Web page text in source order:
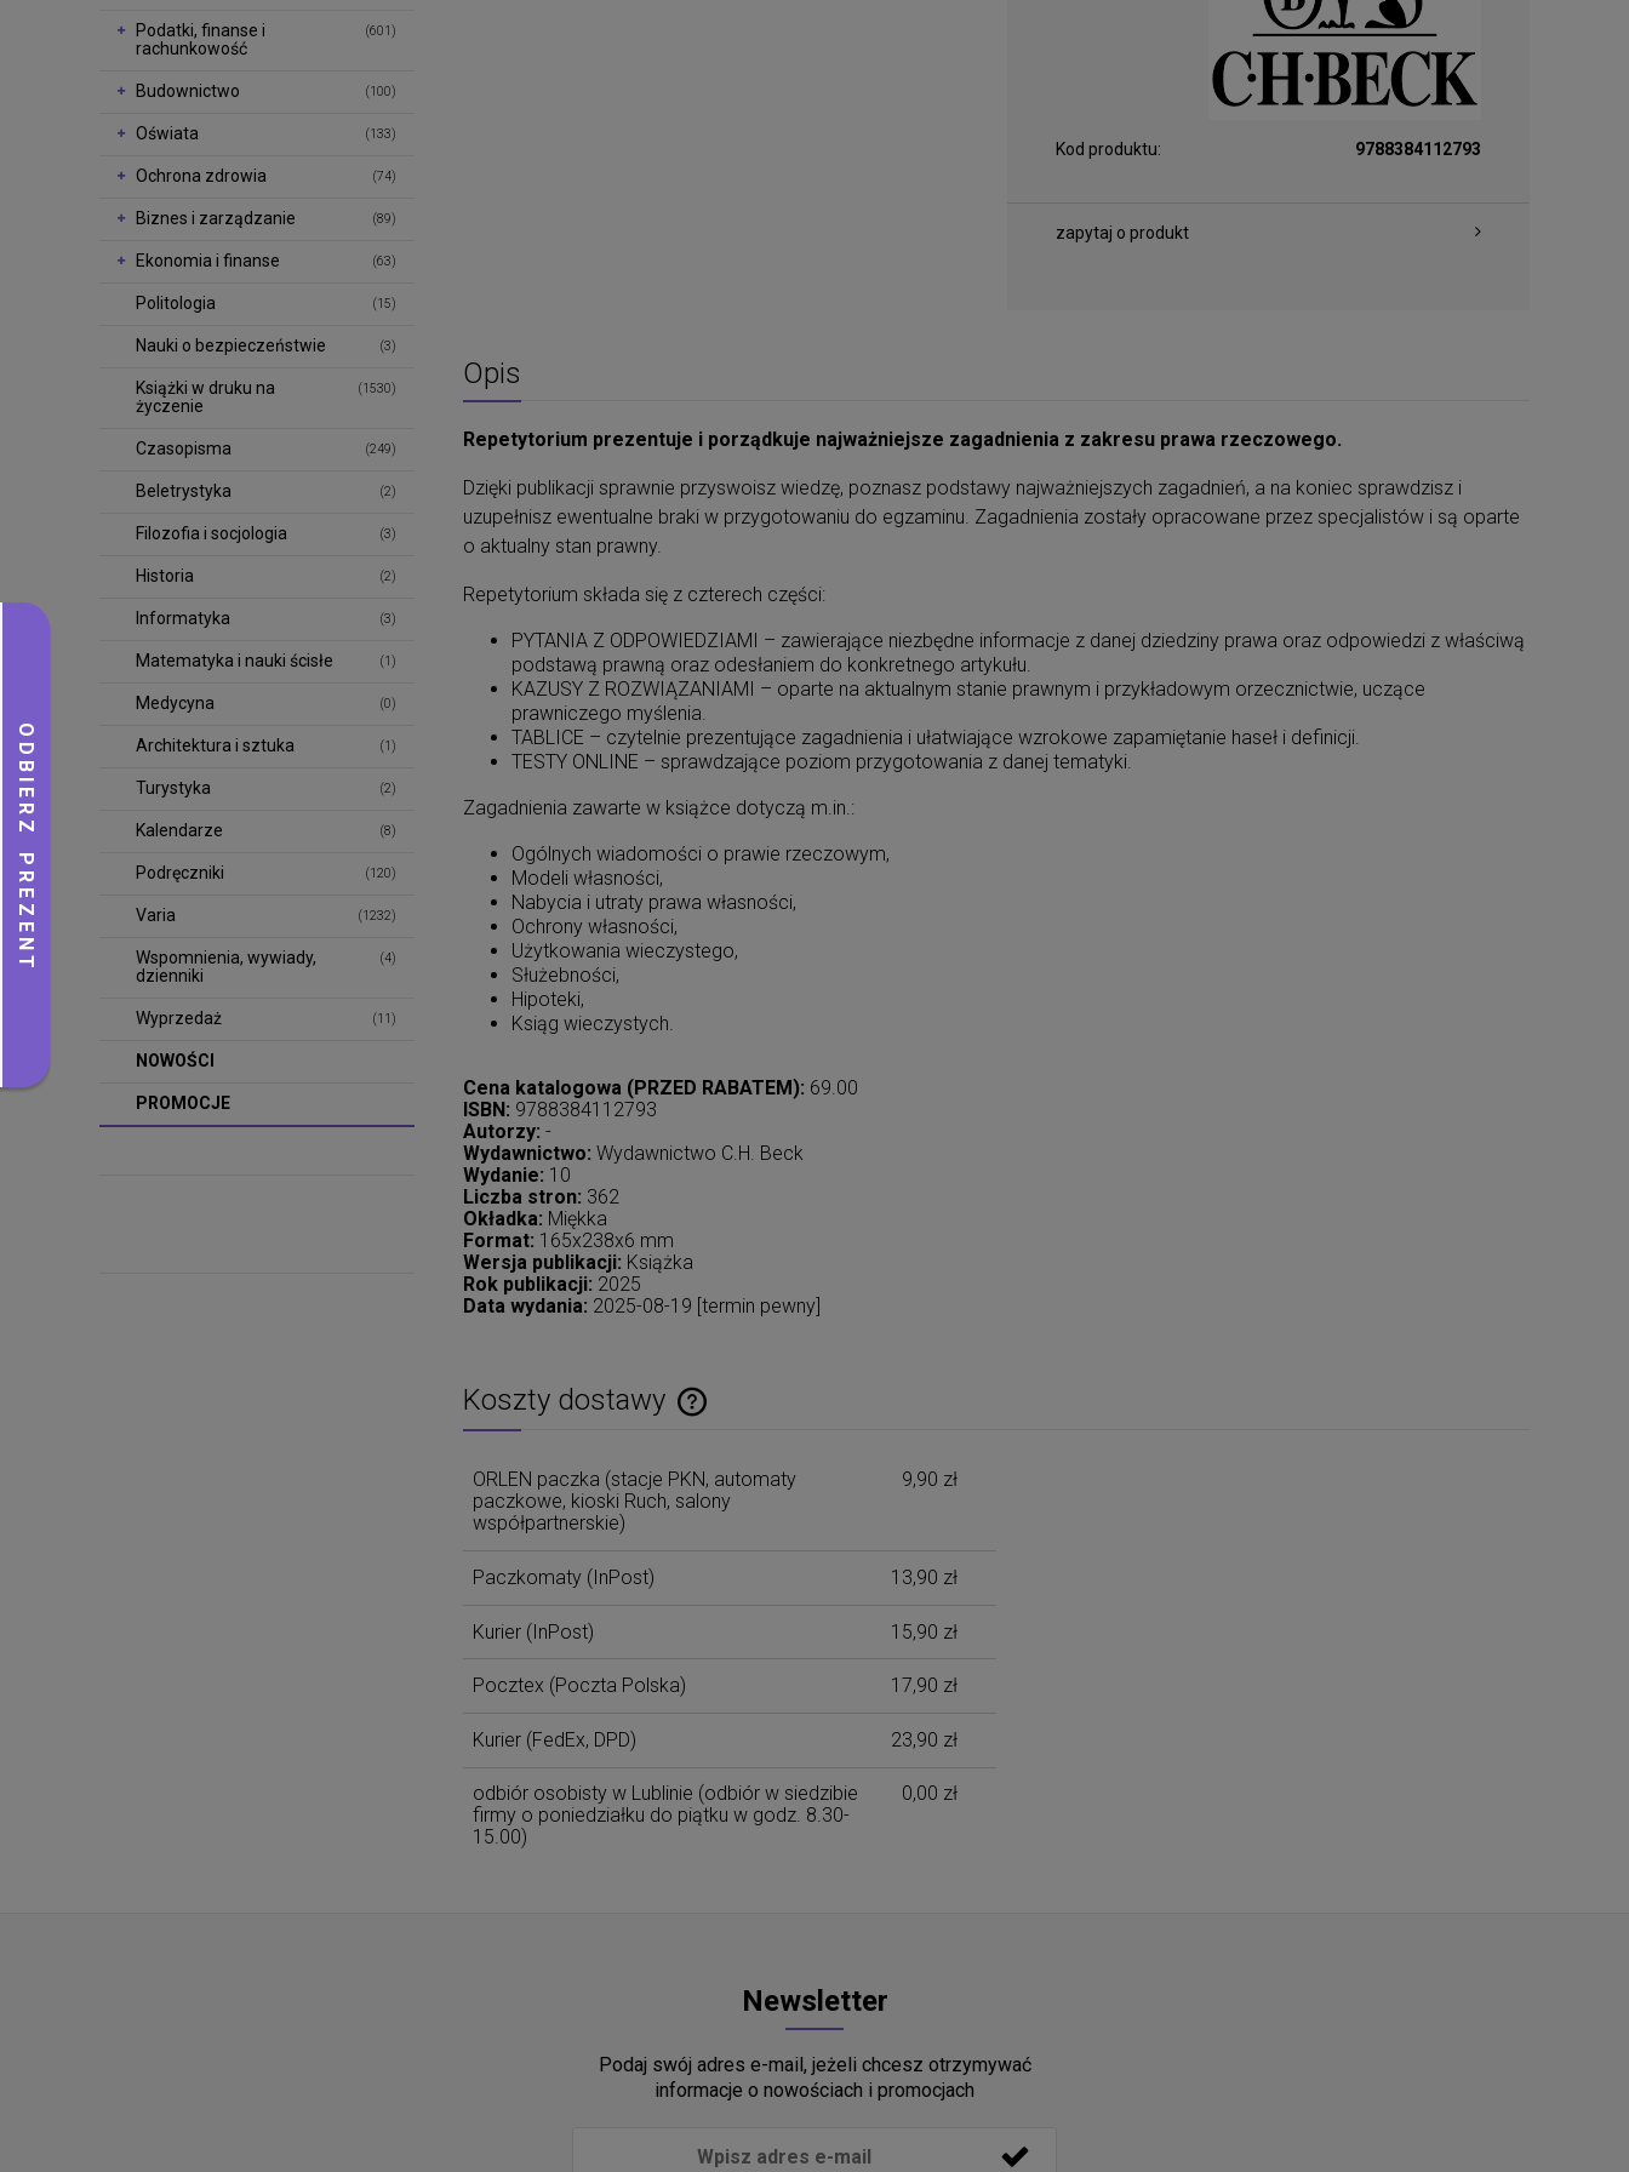
Podatki, finanse i
rachunkowość
(601)
Budownictwo (100)
Oświata (133)
Ochrona zdrowia (74)
Biznes i zarządzanie (89)
Ekonomia i finanse (63)
Politologia (15)
Nauki o bezpieczeństwie (3)
Książki w druku na
życzenie
(1530)
Czasopisma (249)
Beletrystyka (2)
Filozofia i socjologia (3)
Historia (2)
Informatyka (3)
Matematyka i nauki ścisłe (1)
Medycyna (0)
Architektura i sztuka (1)
Turystyka (2)
Kalendarze (8)
Podręczniki (120)
Varia (1232)
Wspomnienia, wywiady,
dzienniki
(4)
Wyprzedaż (11)
NOWOŚCI
PROMOCJE
Kod produktu: 9788384112793
zapytaj o produkt
Opis
Repetytorium prezentuje i porządkuje najważniejsze zagadnienia z zakresu prawa rzeczowego.
Dzięki publikacji sprawnie przyswoisz wiedzę, poznasz podstawy najważniejszych zagadnień, a na koniec sprawdzisz i
uzupełnisz ewentualne braki w przygotowaniu do egzaminu. Zagadnienia zostały opracowane przez specjalistów i są oparte
o aktualny stan prawny.
Repetytorium składa się z czterech części:
PYTANIA Z ODPOWIEDZIAMI – zawierające niezbędne informacje z danej dziedziny prawa oraz odpowiedzi z właściwą
podstawą prawną oraz odesłaniem do konkretnego artykułu.
KAZUSY Z ROZWIĄZANIAMI – oparte na aktualnym stanie prawnym i przykładowym orzecznictwie, uczące
prawniczego myślenia.
TABLICE – czytelnie prezentujące zagadnienia i ułatwiające wzrokowe zapamiętanie haseł i definicji.
TESTY ONLINE – sprawdzające poziom przygotowania z danej tematyki.
Zagadnienia zawarte w książce dotyczą m.in.:
Ogólnych wiadomości o prawie rzeczowym,
Modeli własności,
Nabycia i utraty prawa własności,
Ochrony własności,
Użytkowania wieczystego,
Służebności,
Hipoteki,
Ksiąg wieczystych.
Cena katalogowa (PRZED RABATEM): 69.00
ISBN: 9788384112793
Autorzy: -
Wydawnictwo: Wydawnictwo C.H. Beck
Wydanie: 10
Liczba stron: 362
Okładka: Miękka
Format: 165x238x6 mm
Wersja publikacji: Książka
Rok publikacji: 2025
Data wydania: 2025-08-19 [termin pewny]
Koszty dostawy
płatności
ORLEN paczka (stacje PKN, automaty
paczkowe, kioski Ruch, salony
współpartnerskie)
9,90 zł
Paczkomaty (InPost) 13,90 zł
Kurier (InPost) 15,90 zł
Pocztex (Poczta Polska) 17,90 zł
Kurier (FedEx, DPD) 23,90 zł
odbiór osobisty w Lublinie (odbiór w siedzibie
firmy o poniedziałku do piątku w godz. 8.30-
15.00)
0,00 zł
Newsletter
Podaj swój adres e-mail, jeżeli chcesz otrzymywać
informacje o nowościach i promocjach